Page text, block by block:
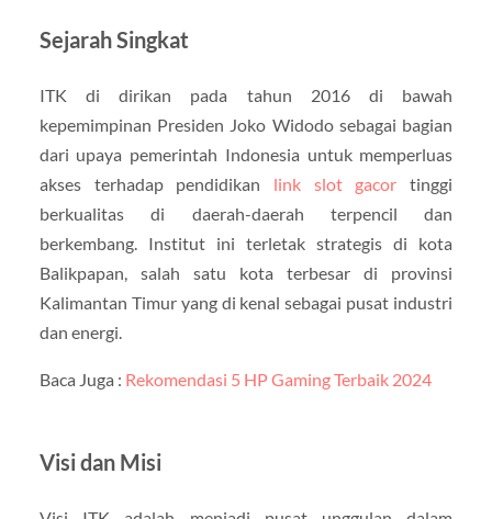
Sejarah Singkat
ITK di dirikan pada tahun 2016 di bawah
kepemimpinan Presiden Joko Widodo sebagai bagian
dari upaya pemerintah Indonesia untuk memperluas
akses terhadap pendidikan link slot gacor tinggi
berkualitas di daerah-daerah terpencil dan
berkembang. Institut ini terletak strategis di kota
Balikpapan, salah satu kota terbesar di provinsi
Kalimantan Timur yang di kenal sebagai pusat industri
dan energi.
Baca Juga : Rekomendasi 5 HP Gaming Terbaik 2024
Visi dan Misi